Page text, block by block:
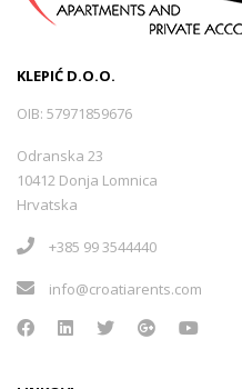
KLEPIĆ D.O.O.
OIB: 57971859676
Odranska 23
10412 Donja Lomnica
Hrvatska
+385 99 3544440
info@croatiarents.com